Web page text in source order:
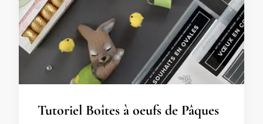
Tutoriel Boîtes à oeufs de Pâques